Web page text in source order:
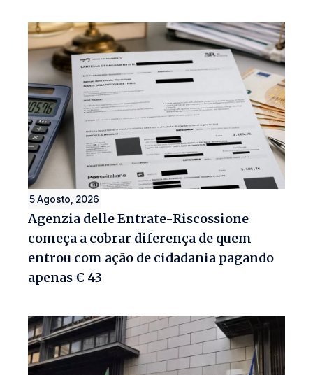
5 Agosto, 2026
Agenzia delle Entrate-Riscossione
começa a cobrar diferença de quem
entrou com ação de cidadania pagando
apenas € 43